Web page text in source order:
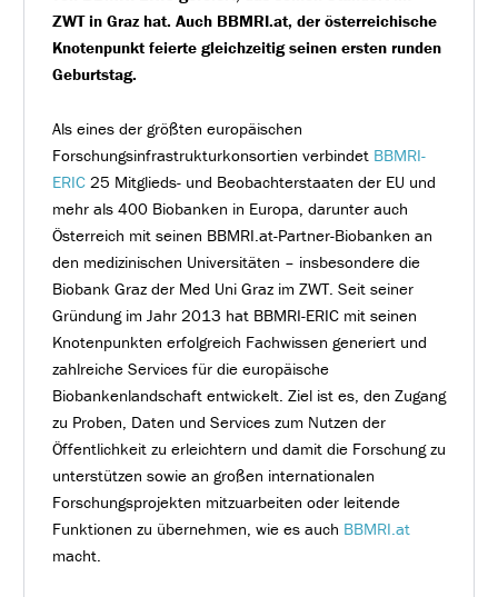
ZWT in Graz hat. Auch BBMRI.at, der österreichische
Knotenpunkt feierte gleichzeitig seinen ersten runden
Geburtstag.
Als eines der größten europäischen
Forschungsinfrastrukturkonsortien verbindet BBMRI-
ERIC25 Mitglieds- und Beobachterstaaten der EU und
mehr als 400 Biobanken in Europa, darunter auch
Österreich mit seinen BBMRI.at-Partner-Biobanken an
den medizinischen Universitäten – insbesondere die
Biobank Graz der Med Uni Graz im ZWT. Seit seiner
Gründung im Jahr 2013 hat BBMRI-ERIC mit seinen
Knotenpunkten erfolgreich Fachwissen generiert und
zahlreiche Services für die europäische
Biobankenlandschaft entwickelt. Ziel ist es, den Zugang
zu Proben, Daten und Services zum Nutzen der
Öffentlichkeit zu erleichtern und damit die Forschung zu
unterstützen sowie an großen internationalen
Forschungsprojekten mitzuarbeiten oder leitende
Funktionen zu übernehmen, wie es auch BBMRI.at
macht.